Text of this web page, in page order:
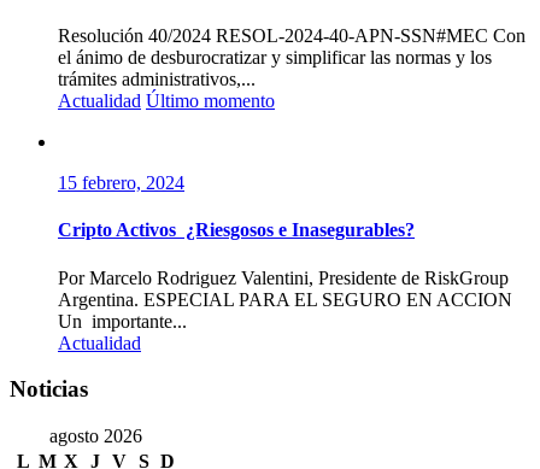
Resolución 40/2024 RESOL-2024-40-APN-SSN#MEC Con
el ánimo de desburocratizar y simplificar las normas y los
trámites administrativos,...
Actualidad Último momento
15 febrero, 2024
Cripto Activos ¿Riesgosos e Inasegurables?
Por Marcelo Rodriguez Valentini, Presidente de RiskGroup
Argentina. ESPECIAL PARA EL SEGURO EN ACCION
Un importante...
Actualidad
Noticias
agosto 2026
L M X J V S D